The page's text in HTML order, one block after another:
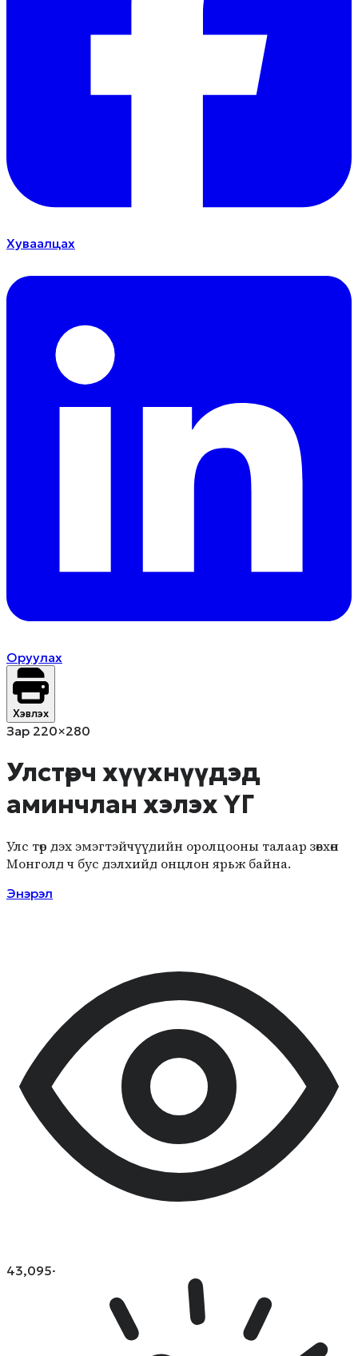
Хуваалцах
Оруулах
Хэвлэх
Зар 220×280
Улстөрч хүүхнүүдэд
аминчлан хэлэх ҮГ
Улс төр дэх эмэгтэйчүүдийн оролцооны талаар зөвхөн
Мон­голд ч бус дэлхийд онцлон ярьж байна.
Энэрэл
43,095·